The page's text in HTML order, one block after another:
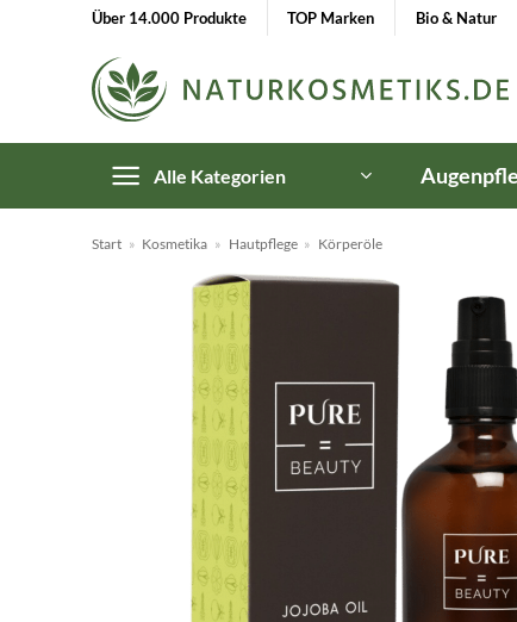
Über 14.000 Produkte TOP Marken Bio & Natur
Alle Kategorien
Start » Kosmetika » Hautpflege » Körperöle